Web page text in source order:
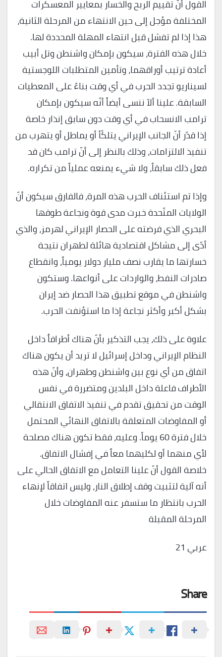
القول أنّ تقييم الربح والخسار بمعايير المعسكرات
المختلفة مؤجل إلى حين الانتهاء من المرحلة الثانية،
هذا إذا لم تفشل قبل انتهاء المهلة المحددة لها.
خلال هذه الفترة، سيكون بإمكان واشنطن وتل أبيب
أعادة ترتيب أوراقهما، وتأمين المتطلبات اللوجستية
لسيناريو تجدد الحرب في أي وقت بناءً على المعطيات
السابقة. علينا ألاّ ننسى أيضاً أنّه سيكون بإمكان
ترامب الانسحاب في أي وقت دون سابق إنذار خاصة
إذا قدّر أنّ الجانب الإيراني يتلكّأ أو يماطل أو يتهرب من
تنفيذ الالتزامات، وذلك بالنظر إلى أنّ ترامب كان قد
فعل ذلك سابقاً، ولا شيء يمنعه عملياً من تكراره.
وإذا تم استئناف الحرب هذه المرة، فالفارق سيكون أنّ
الولايات المتّحدة خبرت مدى قوة ونجاعة طوقها
البحري الذي فرضته على الحصار الإيراني لهرمز، والذي
أدّى إلى مشاكل اقتصادية هائلة لطهران نتيجة
خسارتها ما يقارب نصف مليار دولار يومياً، وانقطاع
صادرات النفط، والواردات على أنواعها. وستكون
واشنطن في موقع تطبيق هذا الحصار ضد إيران
بشكل أكبر وأكثر نجاعة إذا ما استؤنفت الحرب.
علاوة على ذلك، يجب التذكير بأنّ هناك أطرافاُ داخل
النظام الإيراني وداخل إسرائيل لا تريد أن يكون هناك
اتفاق من أي نوع بين واشنطن وطهران، وأنّ هذه
الأطراف فاعلة داخل البلدين ومتضررة في نفس
الوقت من تحقيق تقدم في تنفيذ الاتفاق الانتقالي
أو المفاوضات المتعلقة بالاتفاق النهائي المحتمل
خلال فترة 60 يوماً. وعليه، فقط تكون هناك مصلحة
لأي منهما أو لكليهما معاً في إفشال الاتفاق.
خلاصة القول أنّ علينا التعامل مع الاتفاق الحالي على
أنه آلية لتثبيت وقف إطلاق النار، وليس اتفاقاً لإنهاء
الحرب بانتظار ما ستسفر عنه المفاوضات خلال
المرحلة المقبلة
عربي 21
Share